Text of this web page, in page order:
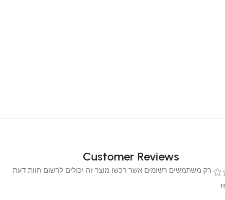
Customer Reviews
רק משתמשים רשומים אשר רכשו מוצר זה יכולים לרשום חוות דעת.